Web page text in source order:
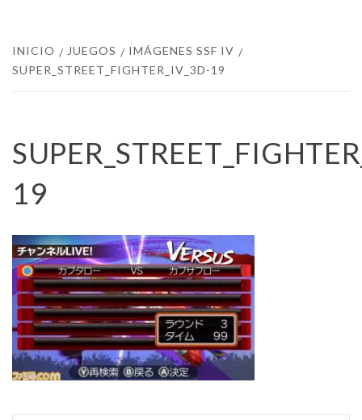
INICIO JUEGOS
IMÁGENES SSF IV
SUPER_STREET_FIGHTER_IV_3D-19
19